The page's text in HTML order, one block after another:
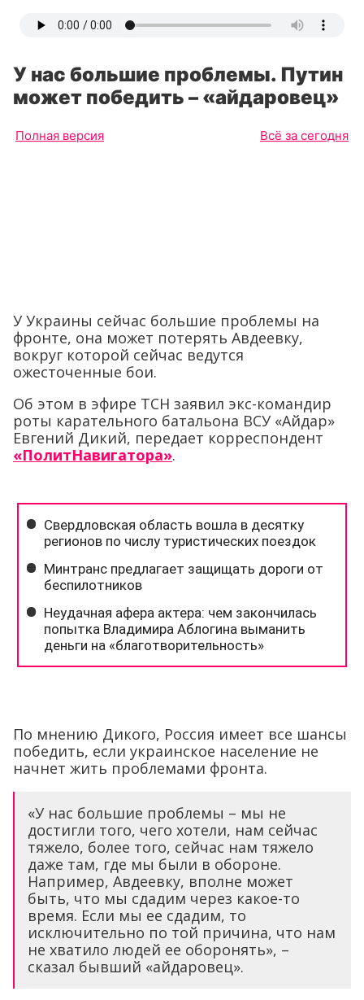
У нас большие проблемы. Путин
может победить – «айдаровец»
Полная версия Всё за сегодня
У Украины сейчас большие проблемы на
фронте, она может потерять Авдеевку,
вокруг которой сейчас ведутся
ожесточенные бои.
Об этом в эфире ТСН заявил экс-командир
роты карательного батальона ВСУ «Айдар»
Евгений Дикий, передает корреспондент
«ПолитНавигатора».
По мнению Дикого, Россия имеет все шансы
победить, если украинское население не
начнет жить проблемами фронта.
«У нас большие проблемы – мы не
достигли того, чего хотели, нам сейчас
тяжело, более того, сейчас нам тяжело
даже там, где мы были в обороне.
Например, Авдеевку, вполне может
быть, что мы сдадим через какое-то
время. Если мы ее сдадим, то
исключительно по той причина, что нам
не хватило людей ее оборонять», –
сказал бывший «айдаровец».